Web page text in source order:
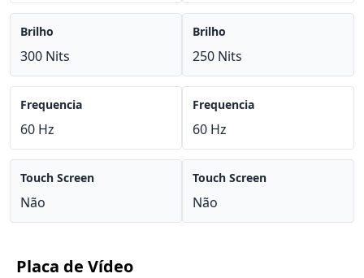
Brilho
300 Nits
Frequencia
60 Hz
Touch Screen
Não
Brilho
250 Nits
Frequencia
60 Hz
Touch Screen
Não
Placa de Vídeo